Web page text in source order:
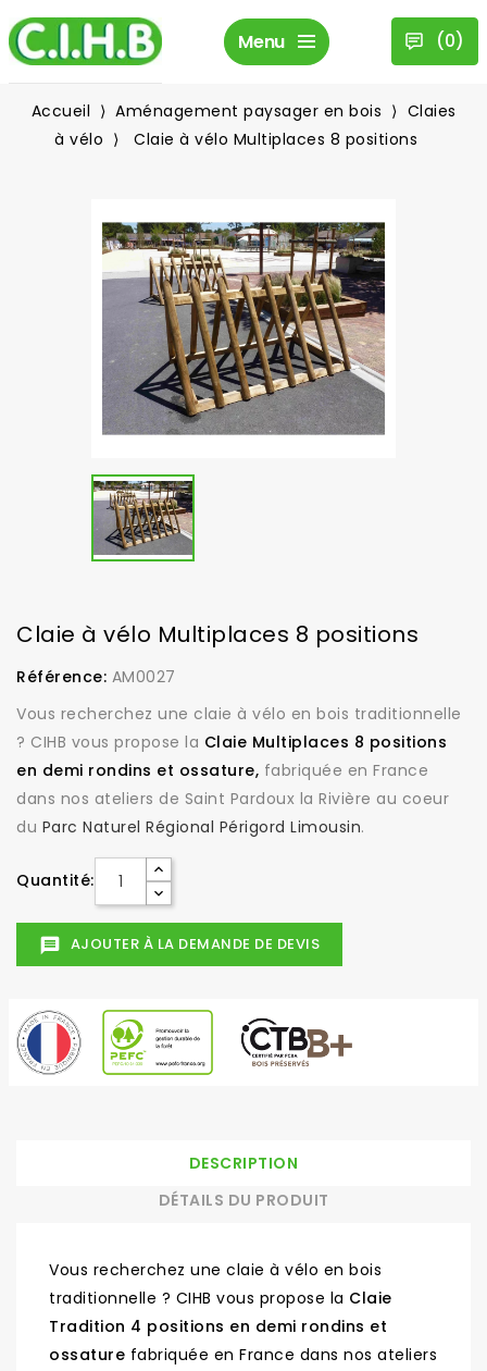
Menu (0)
Accueil Aménagement paysager en bois
Claies
à vélo
Claie à vélo Multiplaces 8 positions
Claie à vélo Multiplaces 8 positions
Référence: AM0027
Vous recherchez une claie à vélo en bois traditionnelle
? CIHB vous propose la Claie Multiplaces 8 positions
en demi rondins et ossature, fabriquée en France
dans nos ateliers de Saint Pardoux la Rivière au coeur
du Parc Naturel Régional Périgord Limousin.
Quantité:
message AJOUTER À LA DEMANDE DE DEVIS
DESCRIPTION
DÉTAILS DU PRODUIT
Vous recherchez une claie à vélo en bois
traditionnelle ? CIHB vous propose la Claie
Tradition 4 positions en demi rondins et
ossature fabriquée en France dans nos ateliers